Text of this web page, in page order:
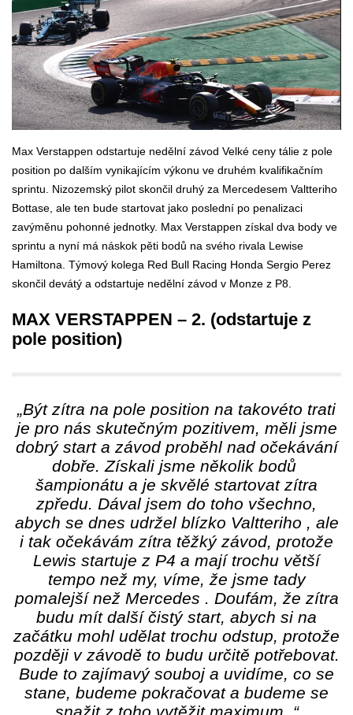
Max Verstappen odstartuje nedělní závod Velké ceny tálie z pole
position po dalším vynikajícím výkonu ve druhém kvalifikačním
sprintu. Nizozemský pilot skončil druhý za Mercedesem Valtteriho
Bottase, ale ten bude startovat jako poslední po penalizaci
zavýměnu pohonné jednotky. Max Verstappen získal dva body ve
sprintu a nyní má náskok pěti bodů na svého rivala Lewise
Hamiltona. Týmový kolega Red Bull Racing Honda Sergio Perez
skončil devátý a odstartuje nedělní závod v Monze z P8.
MAX VERSTAPPEN – 2. (odstartuje z
pole position)
„Být zítra na pole position na takovéto trati
je pro nás skutečným pozitivem, měli jsme
dobrý start a závod proběhl nad očekávání
dobře. Získali jsme několik bodů
šampionátu a je skvělé startovat zítra
zpředu. Dával jsem do toho všechno,
abych se dnes udržel blízko Valtteriho , ale
i tak očekávám zítra těžký závod, protože
Lewis startuje z P4 a mají trochu větší
tempo než my, víme, že jsme tady
pomalejší než Mercedes . Doufám, že zítra
budu mít další čistý start, abych si na
začátku mohl udělat trochu odstup, protože
později v závodě to budu určitě potřebovat.
Bude to zajímavý souboj a uvidíme, co se
stane, budeme pokračovat a budeme se